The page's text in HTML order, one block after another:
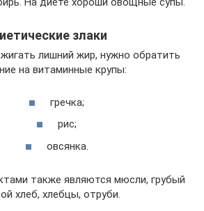
злаки
лишний жир, нужно обратить
на витаминные крупы:
гречка;
рис;
овсянка.
также являются мюсли, грубый
хлеб, хлебцы, отруби.